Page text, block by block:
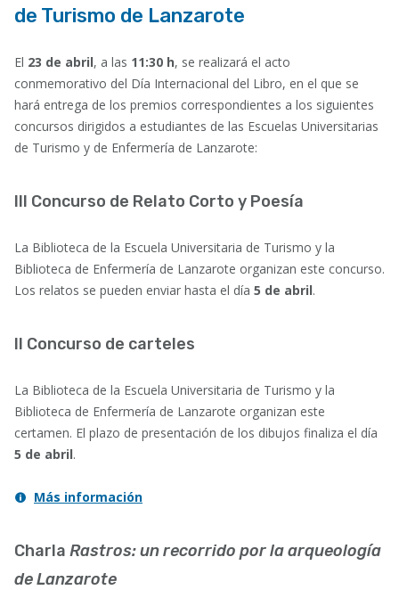
de Turismo de Lanzarote
El 23 de abril, a las 11:30 h, se realizará el acto
conmemorativo del Día Internacional del Libro, en el que se
hará entrega de los premios correspondientes a los siguientes
concursos dirigidos a estudiantes de las Escuelas Universitarias
de Turismo y de Enfermería de Lanzarote:
III Concurso de Relato Corto y Poesía
La Biblioteca de la Escuela Universitaria de Turismo y la
Biblioteca de Enfermería de Lanzarote organizan este concurso.
Los relatos se pueden enviar hasta el día 5 de abril.
II Concurso de carteles
La Biblioteca de la Escuela Universitaria de Turismo y la
Biblioteca de Enfermería de Lanzarote organizan este
certamen. El plazo de presentación de los dibujos finaliza el día
5 de abril.
Más información
Charla Rastros: un recorrido por la arqueología
de Lanzarote